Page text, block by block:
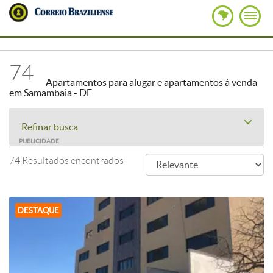
74
Apartamentos para alugar e apartamentos à venda
em Samambaia - DF
Refinar busca
PUBLICIDADE
74 Resultados encontrados
DESTAQUE